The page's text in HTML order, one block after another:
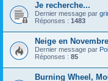
Je recherche...
Dernier message par
Réponses : 1483
Neige en
Dernier message par
Réponses : 85
Burning Wheel,